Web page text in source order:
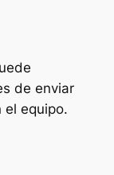
de enviar
el equipo.